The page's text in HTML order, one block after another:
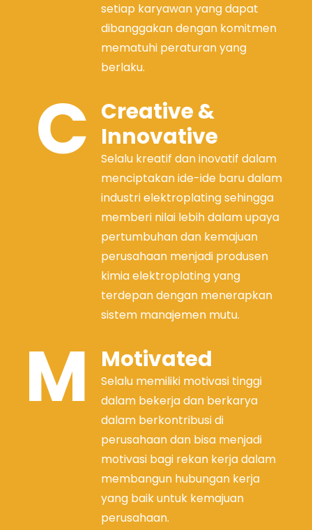
setiap karyawan yang dapat
dibanggakan dengan komitmen
mematuhi peraturan yang
berlaku.
C Creative &
Innovative
Selalu kreatif dan inovatif dalam
menciptakan ide-ide baru dalam
industri elektroplating sehingga
memberi nilai lebih dalam upaya
pertumbuhan dan kemajuan
perusahaan menjadi produsen
kimia elektroplating yang
terdepan dengan menerapkan
sistem manajemen mutu.
M Motivated
Selalu memiliki motivasi tinggi
dalam bekerja dan berkarya
dalam berkontribusi di
perusahaan dan bisa menjadi
motivasi bagi rekan kerja dalam
membangun hubungan kerja
yang baik untuk kemajuan
perusahaan.